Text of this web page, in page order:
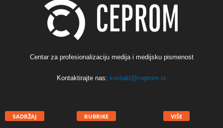
Centar za profesionalizaciju medija i medijsku pismenost
Kontaktirajte nas: kontakt@ceprom.rs
SADRŽAJ RUBRIKE VIŠE